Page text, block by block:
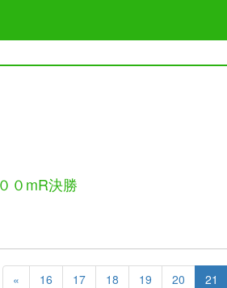
０mR決勝
« 16 17 18 19 20 21